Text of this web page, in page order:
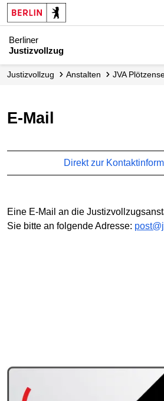
Berliner
Justizvollzug
Justizvollzug Anstalten JVA
E-Mail
Direkt zur
Eine E-Mail an die
Sie bitte an folgende Adresse: